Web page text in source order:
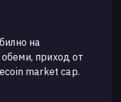
на
приход от
market cap.